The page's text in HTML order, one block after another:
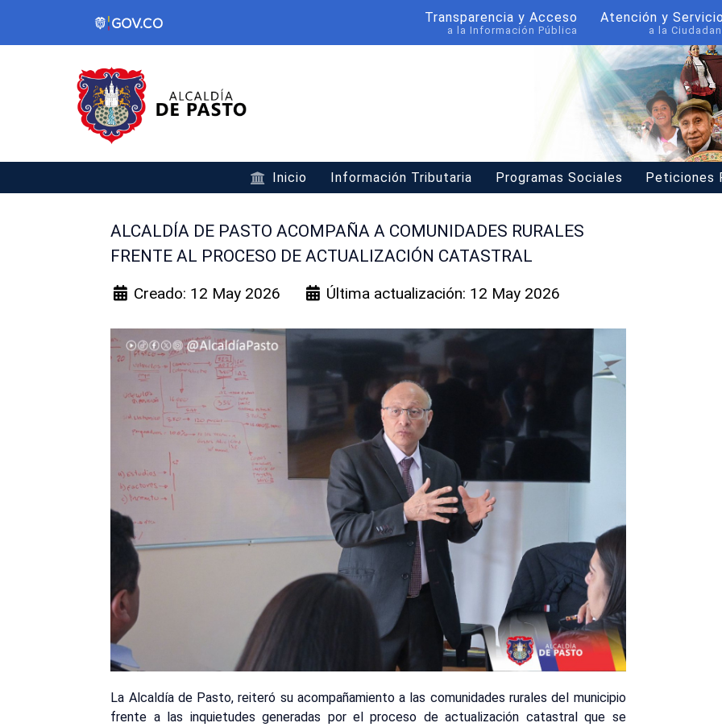
Transparencia y Acceso
a la Información Pública
Atención y
a la
Inicio Información Tributaria Programas Sociales Peticiones
ALCALDÍA DE PASTO ACOMPAÑA A COMUNIDADES RURALES
FRENTE AL PROCESO DE ACTUALIZACIÓN CATASTRAL
Creado: 12 May 2026 Última actualización: 12 May 2026
La Alcaldía de Pasto, reiteró su acompañamiento a las comunidades rurales del municipio
frente a las inquietudes generadas por el proceso de actualización catastral que se